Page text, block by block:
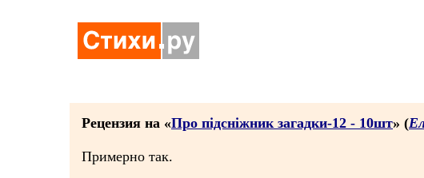
Рецензия на «Про пiдснiжник загадки-12 - 10шт» (
Примерно так.